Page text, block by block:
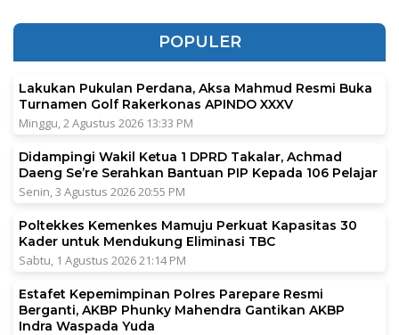
POPULER
Lakukan Pukulan Perdana, Aksa Mahmud Resmi Buka
Turnamen Golf Rakerkonas APINDO XXXV
Minggu, 2 Agustus 2026 13:33 PM
Didampingi Wakil Ketua 1 DPRD Takalar, Achmad
Daeng Se’re Serahkan Bantuan PIP Kepada 106 Pelajar
Senin, 3 Agustus 2026 20:55 PM
Poltekkes Kemenkes Mamuju Perkuat Kapasitas 30
Kader untuk Mendukung Eliminasi TBC
Sabtu, 1 Agustus 2026 21:14 PM
Estafet Kepemimpinan Polres Parepare Resmi
Berganti, AKBP Phunky Mahendra Gantikan AKBP
Indra Waspada Yuda